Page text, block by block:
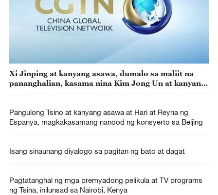
Xi Jinping at kanyang asawa, dumalo sa maliit na
pananghalian, kasama nina Kim Jong Un at kanyang
Pangulong Tsino at kanyang asawa at Hari at Reyna ng
Espanya, magkakasamang nanood ng konsyerto sa Beijing
Isang sinaunang diyalogo sa pagitan ng bato at dagat
Pagtatanghal ng mga premyadong pelikula at TV programs
ng Tsina, inilunsad sa Nairobi, Kenya